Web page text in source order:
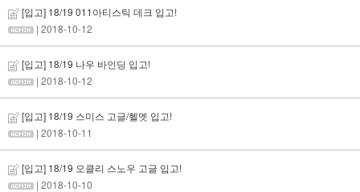
[입고] 18/19 011아티스틱 데크 입고!
| 2018-10-12
[입고] 18/19 나우 바인딩 입고!
| 2018-10-12
[입고] 18/19 스미스 고글/헬멧 입고!
| 2018-10-11
[입고] 18/19 오클리 스노우 고글 입고!
| 2018-10-10